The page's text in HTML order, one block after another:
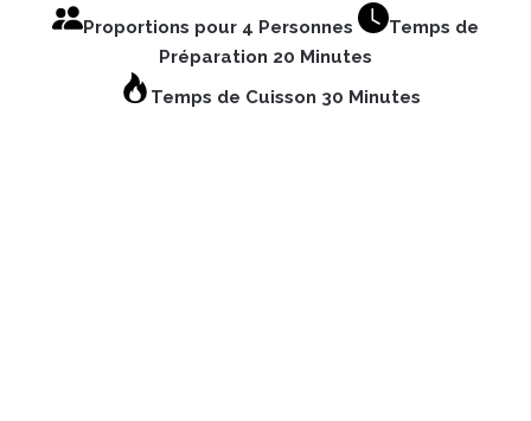
Proportions pour 4 Personnes
Temps de
Préparation 20 Minutes
Temps de Cuisson 30 Minutes